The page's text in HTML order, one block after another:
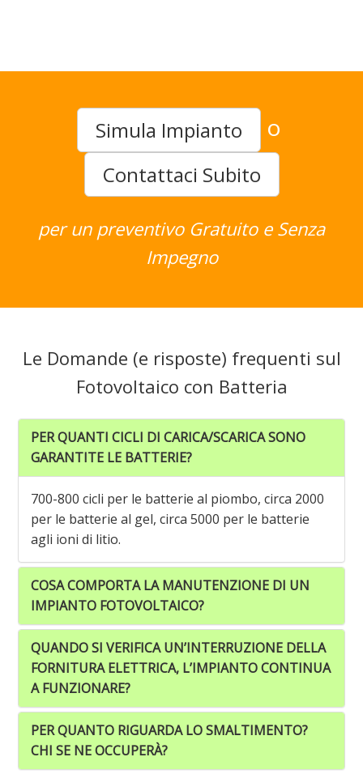
Simula Impianto o
Contattaci Subito
per un preventivo Gratuito e Senza
Impegno
Le Domande (e risposte) frequenti sul
Fotovoltaico con Batteria
PER QUANTI CICLI DI CARICA/SCARICA SONO
GARANTITE LE BATTERIE?
700-800 cicli per le batterie al piombo, circa 2000
per le batterie al gel, circa 5000 per le batterie
agli ioni di litio.
COSA COMPORTA LA MANUTENZIONE DI UN
IMPIANTO FOTOVOLTAICO?
QUANDO SI VERIFICA UN’INTERRUZIONE DELLA
FORNITURA ELETTRICA, L’IMPIANTO CONTINUA
A FUNZIONARE?
PER QUANTO RIGUARDA LO SMALTIMENTO?
CHI SE NE OCCUPERÀ?